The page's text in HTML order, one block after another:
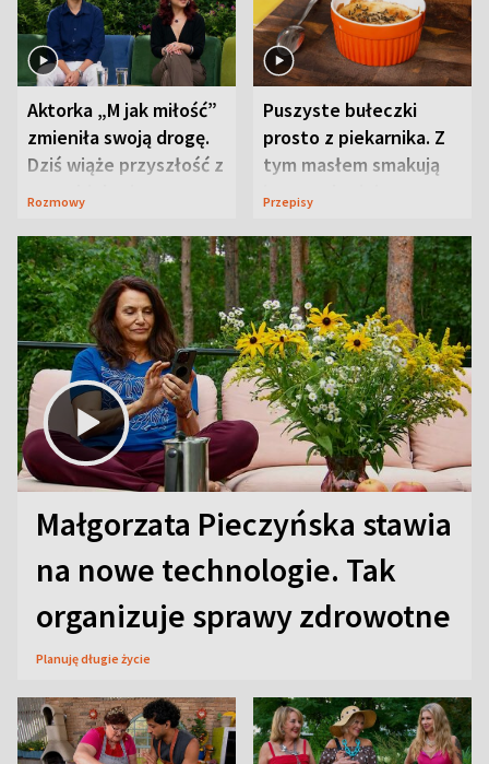
Aktorka „M jak miłość”
zmieniła swoją drogę.
Dziś wiąże przyszłość z
neurobiologią
Rozmowy
Puszyste bułeczki
prosto z piekarnika. Z
tym masłem smakują
jeszcze lepiej
Przepisy
Małgorzata Pieczyńska stawia
na nowe technologie. Tak
organizuje sprawy zdrowotne
Planuję długie życie